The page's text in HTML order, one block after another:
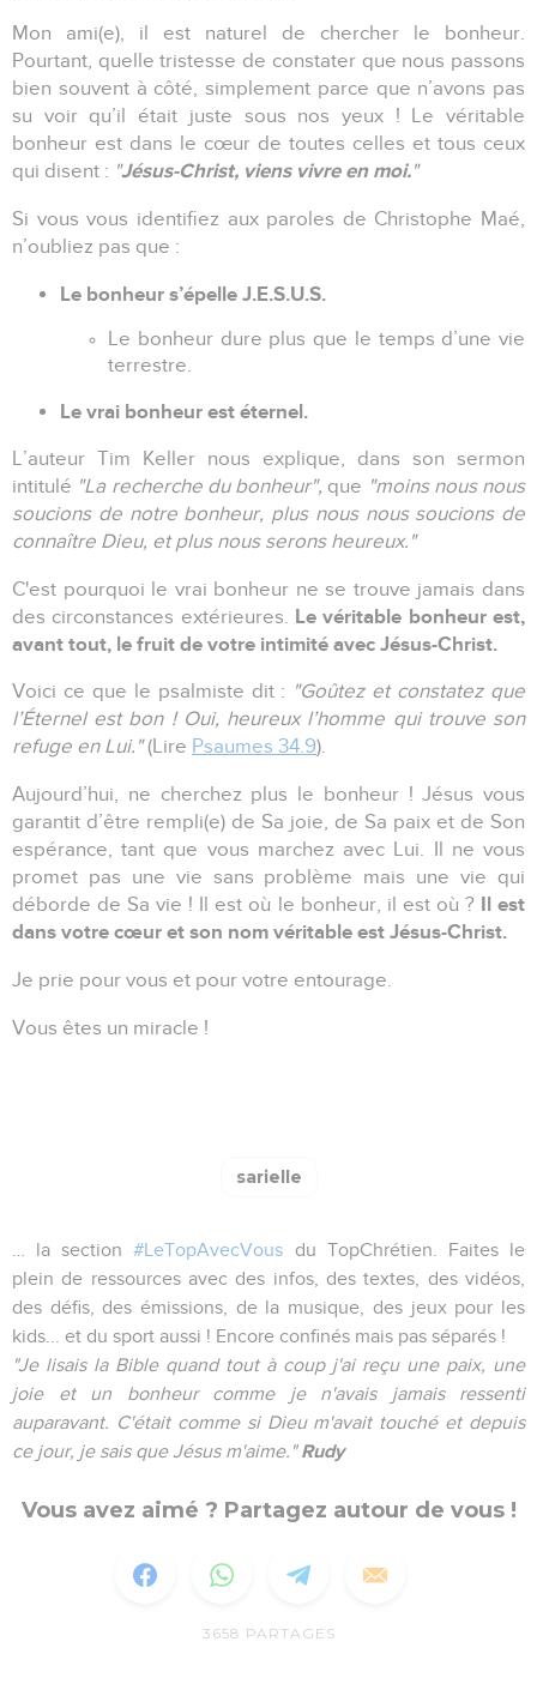
Mon ami(e), il est naturel de chercher le bonheur.
Pourtant, quelle tristesse de constater que nous passons
bien souvent à côté, simplement parce que n’avons pas
su voir qu’il était juste sous nos yeux ! Le véritable
bonheur est dans le cœur de toutes celles et tous ceux
qui disent : "Jésus-Christ, viens vivre en moi."
Si vous vous identifiez aux paroles de Christophe Maé,
n’oubliez pas que :
Le bonheur s’épelle J.E.S.U.S.
Le bonheur dure plus que le temps d’une vie
terrestre.
Le vrai bonheur est éternel.
L’auteur Tim Keller nous explique, dans son sermon
intitulé "La recherche du bonheur", que "moins nous nous
soucions de notre bonheur, plus nous nous soucions de
connaître Dieu, et plus nous serons heureux."
C'est pourquoi le vrai bonheur ne se trouve jamais dans
des circonstances extérieures. Le véritable bonheur est,
avant tout, le fruit de votre intimité avec Jésus-Christ.
Voici ce que le psalmiste dit : "Goûtez et constatez que
l’Éternel est bon ! Oui, heureux l’homme qui trouve son
refuge en Lui."(Lire Psaumes 34.9).
Aujourd’hui, ne cherchez plus le bonheur ! Jésus vous
garantit d’être rempli(e) de Sa joie, de Sa paix et de Son
espérance, tant que vous marchez avec Lui. Il ne vous
promet pas une vie sans problème mais une vie qui
déborde de Sa vie ! Il est où le bonheur, il est où ?
Il est
dans votre cœur et son nom véritable est Jésus-Christ.
Je prie pour vous et pour votre entourage.
Vous êtes un miracle !
sarielle
… la section#LeTopAvecVous du TopChrétien. Faites le
plein de ressources avec des infos, des textes, des vidéos,
des défis, des émissions, de la musique, des jeux pour les
kids... et du sport aussi ! Encore confinés mais pas séparés !
"Je lisais la Bible quand tout à coup j'ai reçu une paix, une
joie et un bonheur comme je n'avais jamais ressenti
auparavant. C'était comme si Dieu m'avait touché et depuis
ce jour, je sais que Jésus m'aime."Rudy
Vous avez aimé ? Partagez autour de vous !
3658 PARTAGES